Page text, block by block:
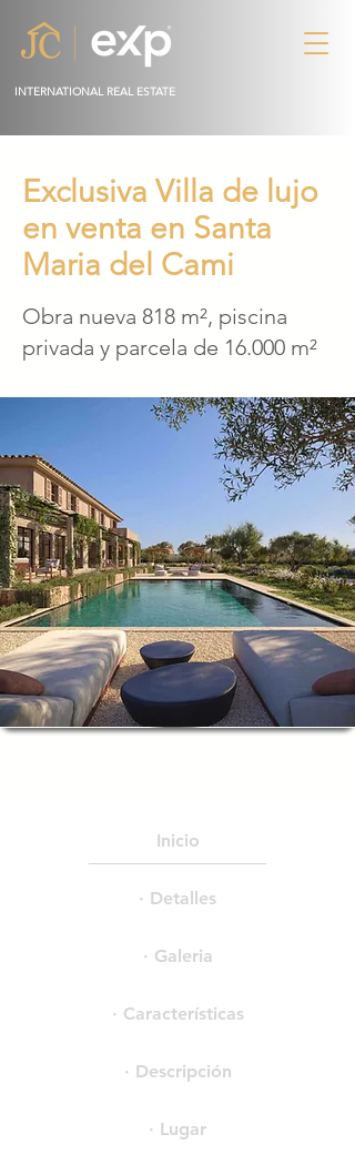
INTERNATIONAL REAL ESTATE
Exclusiva Villa de lujo
en venta en Santa
Maria del Cami
Obra nueva 818 m², piscina
privada y parcela de 16.000 m²
Inicio
· Detalles
· Galeria
· Características
· Descripción
· Lugar